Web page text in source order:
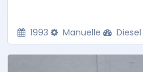
1993 Manuelle Diesel